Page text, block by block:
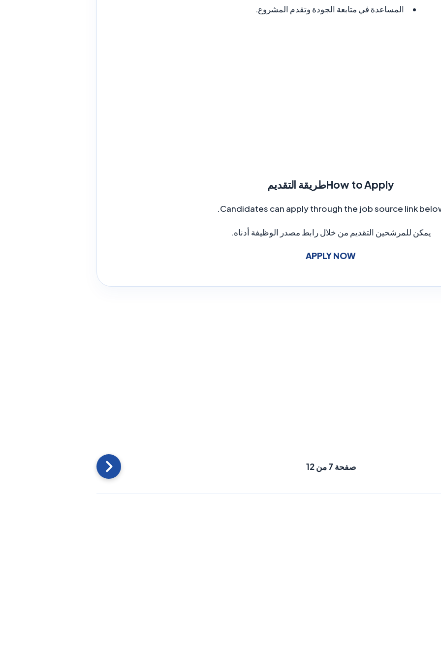
المساعدة في متابعة الجودة وتقدم المشروع.
How to Applyطريقة التقديم
Candidates can apply through the job source link
يمكن للمرشحين التقديم من خلال رابط مصدر الوظيفة أدناه.
APPLY NOW
صفحة 7 من 12